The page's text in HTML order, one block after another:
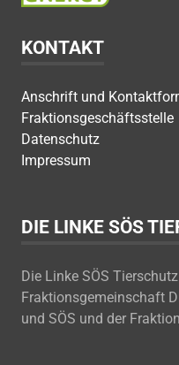
KONTAKT
Anschrift und
Fraktionsgeschäftsstelle
Datenschutz
Impressum
DIE LINKE SÖS
Die Linke SÖS
Fraktionsgemeinschaft
und SÖS und der